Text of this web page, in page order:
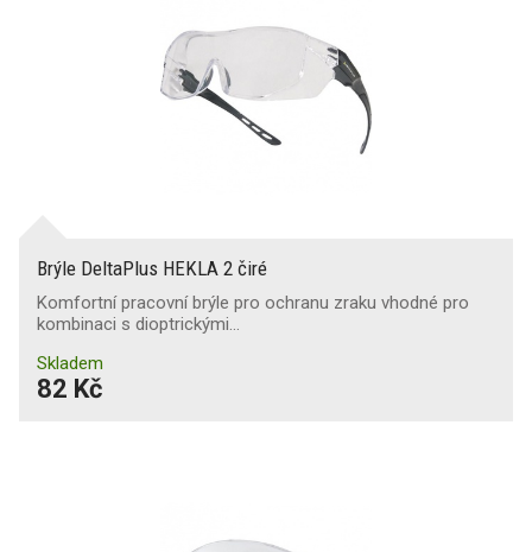
Brýle DeltaPlus HEKLA 2 čiré
Komfortní pracovní brýle pro ochranu zraku vhodné pro
kombinaci s dioptrickými…
Skladem
82 Kč